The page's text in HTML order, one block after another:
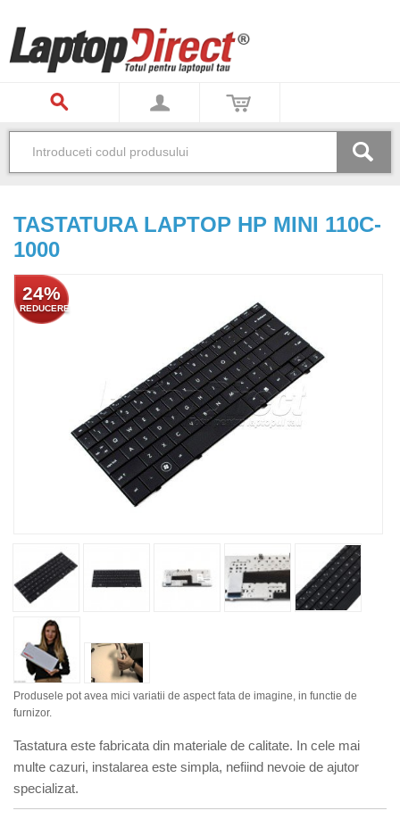
TASTATURA LAPTOP HP MINI 110C-
1000
24%
REDUCERE
Produsele pot avea mici variatii de aspect fata de imagine, in functie de
furnizor.
Tastatura este fabricata din materiale de calitate. In cele mai
multe cazuri, instalarea este simpla, nefiind nevoie de ajutor
specializat.